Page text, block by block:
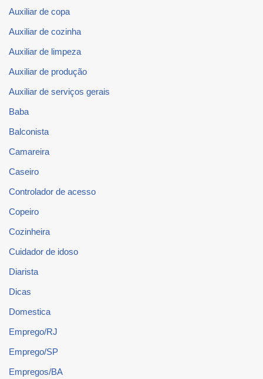
Auxiliar de copa
Auxiliar de cozinha
Auxiliar de limpeza
Auxiliar de produção
Auxiliar de serviços gerais
Baba
Balconista
Camareira
Caseiro
Controlador de acesso
Copeiro
Cozinheira
Cuidador de idoso
Diarista
Dicas
Domestica
Emprego/RJ
Emprego/SP
Empregos/BA